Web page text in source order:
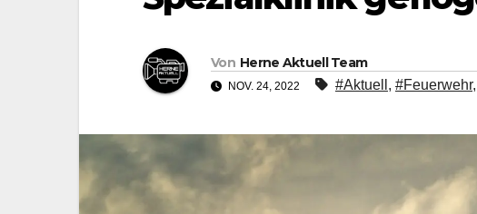
Von Herne Aktuell Team
NOV. 24, 2022 #Aktuell , #Feuerwehr,